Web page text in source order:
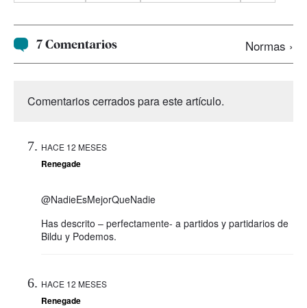
7 Comentarios Normas ›
Comentarios cerrados para este artículo.
HACE 12 MESES
Renegade
@NadieEsMejorQueNadie
Has descrito – perfectamente- a partidos y partidarios de
Bildu y Podemos.
HACE 12 MESES
Renegade